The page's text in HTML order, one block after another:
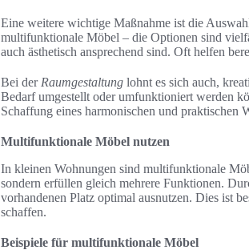
Eine weitere wichtige Maßnahme ist die
multifunktionale Möbel – die Optionen sind
auch ästhetisch ansprechend sind. Oft helfen
Bei der Raumgestaltung lohnt es sich auch,
Bedarf umgestellt oder umfunktioniert werden
Schaffung eines harmonischen und praktischen
Multifunktionale Möbel nutzen
In kleinen Wohnungen sind multifunktionale
sondern erfüllen gleich mehrere Funktionen.
vorhandenen Platz optimal ausnutzen. Dies ist
schaffen.
Beispiele für multifunktionale Möbel